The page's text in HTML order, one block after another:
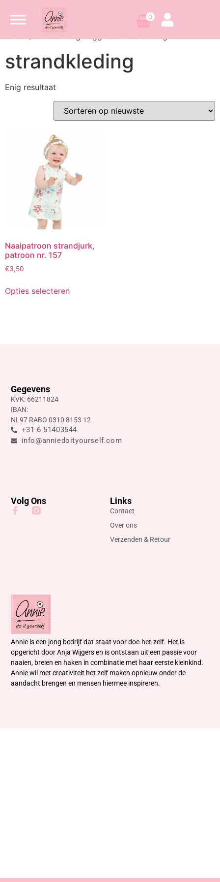
0
strandkleding
Enig resultaat
Naaipatroon strandjurk,
patroon nr. 157
€3,50
Opties selecteren
Annie is een jong bedrijf dat staat voor doe-het-zelf. Het is
opgericht door Anja Wijgers en is ontstaan uit een passie voor
naaien, breien en haken in combinatie met haar eerste kleinkind.
Annie wil met creativiteit het zelf maken opnieuw onder de
aandacht brengen en mensen hiermee inspireren.
Links
Contact
Over ons
Verzenden & Retour
Gegevens
KVK: 66211824
IBAN:
NL97 RABO 0310 8153 12
+31 6 51403544
info@anniedoityourself.com
Volg Ons